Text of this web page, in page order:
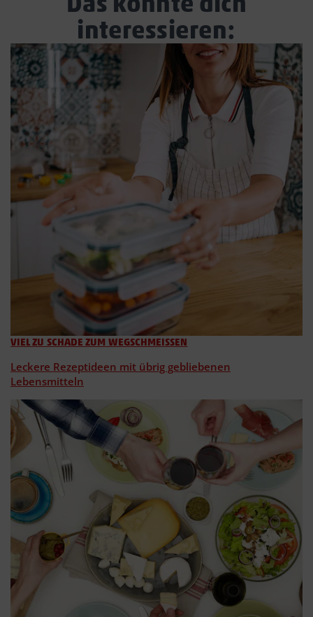
interessieren:
VIEL ZU SCHADE ZUM WEGSCHMEISSEN
Leckere Rezeptideen mit übrig gebliebenen
Lebensmitteln